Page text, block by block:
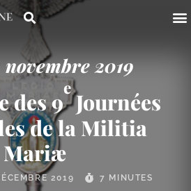
novembre 2019
des 9
e
Journées
de la Militia
Mariæ
2019 7 MINUTES